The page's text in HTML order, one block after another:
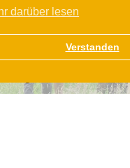
darüber lesen
Verstanden
nach Altenmarkt…